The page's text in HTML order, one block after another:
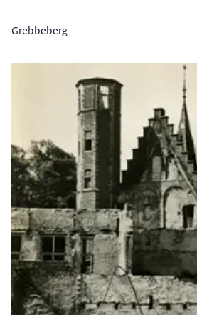
Grebbeberg